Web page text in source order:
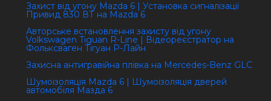
Захист від угону Mazda 6 | Установка сигналізації
Привид 830 ВТ на Mazda 6
Авторське встановлення захисту від угону
Volkswagen Tiguan R-Line | Відеореєстратор на
Фольксваген Тігуан Р-Лайн
Захисна антигравійна плівка на Mercedes-Benz GLC
Шумоізоляція Mazda 6 | Шумоізоляція дверей
автомобіля Мазда 6